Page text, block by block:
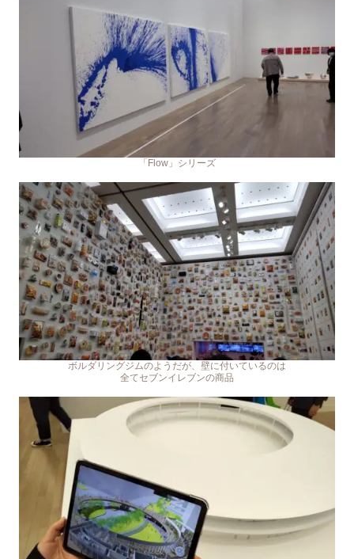
「Flow」シリーズ
ボルダリングジムのようだが、壁に付いているのは
全てセブンイレブンの商品